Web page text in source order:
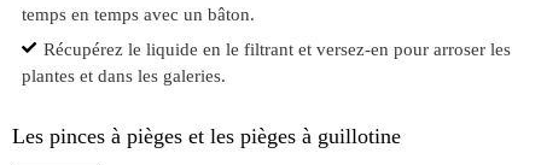
temps en temps avec un bâton.
Récupérez le liquide en le filtrant et versez-en pour arroser les
plantes et dans les galeries.
Les pinces à pièges et les pièges à guillotine